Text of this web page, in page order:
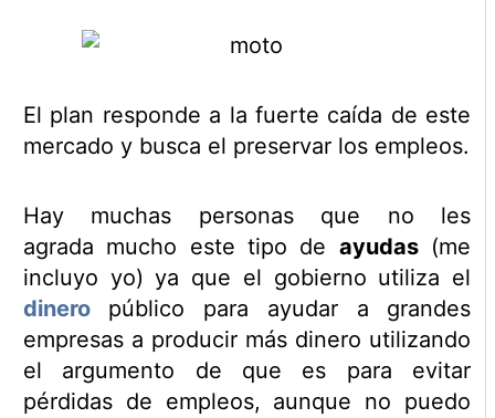
El plan responde a la fuerte caída de este
mercado y busca el preservar los empleos.
Hay muchas personas que no les
agrada mucho este tipo de ayudas(me
incluyo yo) ya que el gobierno utiliza el
dineropúblico para ayudar a grandes
empresas a producir más dinero utilizando
el argumento de que es para evitar
pérdidas de empleos, aunque no puedo